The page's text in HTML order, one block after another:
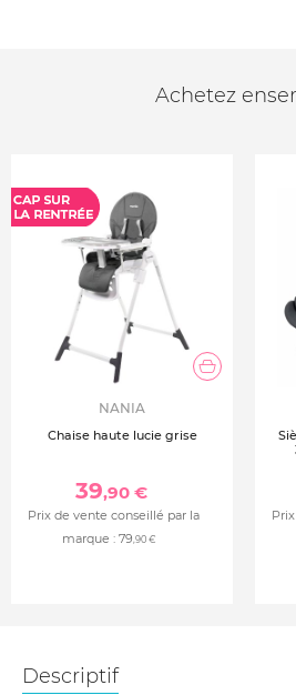
Achetez
NANIA
Chaise haute lucie grise
39,90 €
Prix de vente conseillé par la
marque : 79,90 €
Descriptif